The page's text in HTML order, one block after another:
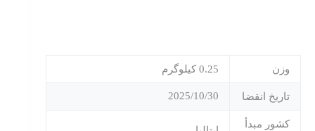
وزن 0.25 کیلوگرم
تاریخ انقضا 2025/10/30
کشور مبدأ